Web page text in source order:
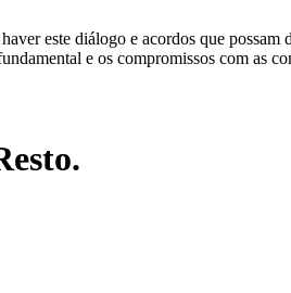
este diálogo e acordos que possam
e os compromissos com as